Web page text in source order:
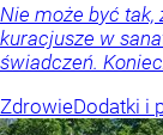
Nie może być tak,
kuracjusze w
świadczeń.
ZdrowieDodatki i